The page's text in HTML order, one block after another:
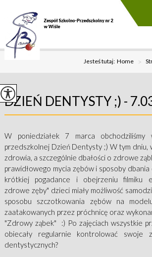
Jesteś tutaj:Home >
DZIEŃ DENTYSTY ;) -
W poniedziałek 7 marca obchodziliśmy
przedszkolnej Dzień Dentysty ;) W tym dniu,
zdrowia, a szczególnie dbałości o zdrowe
prawidłowego mycia zębów i sposoby dbania
krótkiej pogadance i obejrzeniu filmiku
zdrowe zęby" dzieci miały możliwość
sposobu szczotkowania zębów na
zaatakowanych przez próchnicę oraz
"Zdrowy ząbek" :) Po zajęciach wszystkie
obiecały regularnie kontrolować swoje
dentystycznych?